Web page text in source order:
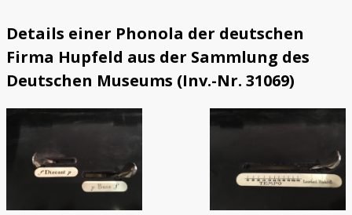
Details einer Phonola der deutschen
Firma Hupfeld aus der Sammlung des
Deutschen Museums (Inv.-Nr. 31069)